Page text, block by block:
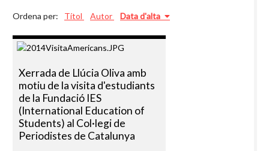
Ordena per: Títol Autor Data d'alta
Xerrada de Llúcia Oliva amb
motiu de la visita d'estudiants
de la Fundació IES
(International Education of
Students) al Col·legi de
Periodistes de Catalunya